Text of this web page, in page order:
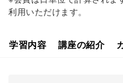
利用いただけます。
学習内容 講座の紹介